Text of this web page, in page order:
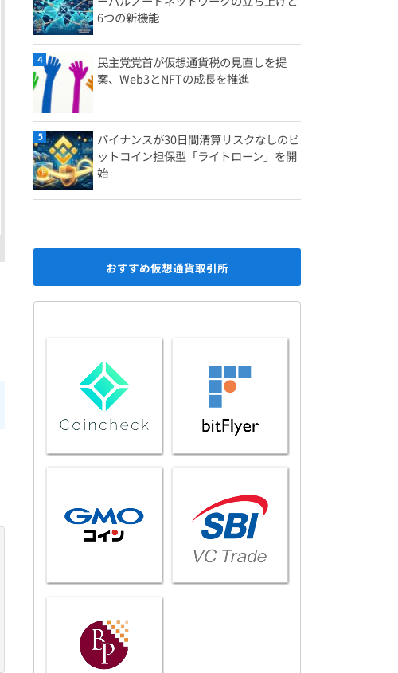
6つの新機能
民主党党首が仮想通貨税の見直しを提
案、Web3とNFTの成長を推進
バイナンスが30日間清算リスクなしのビ
ットコイン担保型「ライトローン」を開
始
おすすめ仮想通貨取引所